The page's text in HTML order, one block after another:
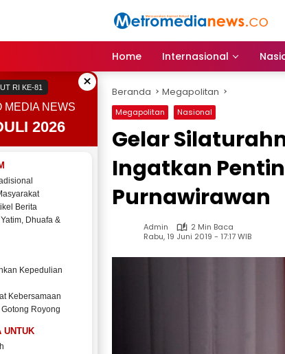
Home Internasional
×
RI KE-81
MEDIA NEWS
2026
Berita
Dhuafa &
Kepedulian
Kebersamaan
Royong
UNTUK
Beranda Megapolitan
Megapolitan Nasional
Gelar
Ingatkan
Purnawirawan
Admin
2 Min Baca
Rabu, 19 Juni 2019 - 17:17 WIB